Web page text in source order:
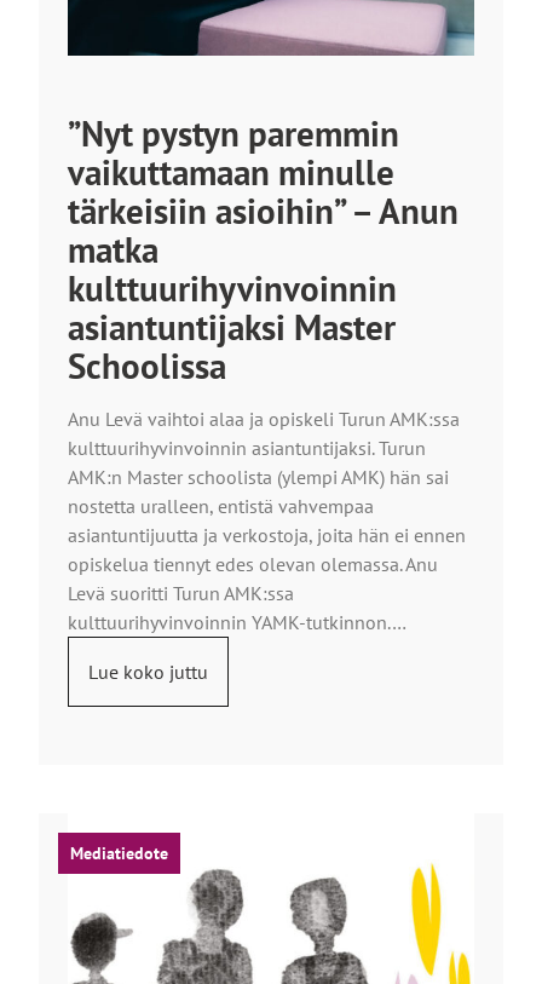
”Nyt pystyn paremmin
vaikuttamaan minulle
tärkeisiin asioihin” – Anun
matka
kulttuurihyvinvoinnin
asiantuntijaksi Master
Schoolissa
Anu Levä vaihtoi alaa ja opiskeli Turun AMK:ssa
kulttuurihyvinvoinnin asiantuntijaksi. Turun
AMK:n Master schoolista (ylempi AMK) hän sai
nostetta uralleen, entistä vahvempaa
asiantuntijuutta ja verkostoja, joita hän ei ennen
opiskelua tiennyt edes olevan olemassa. Anu
Levä suoritti Turun AMK:ssa
kulttuurihyvinvoinnin YAMK-tutkinnon.…
Lue koko juttu
Mediatiedote